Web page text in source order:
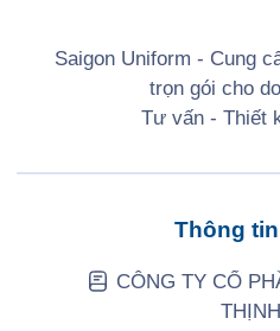
Saigon Uniform - Cung
trọn gói cho
Tư vấn - Thiết
Thông
CÔNG TY CỔ